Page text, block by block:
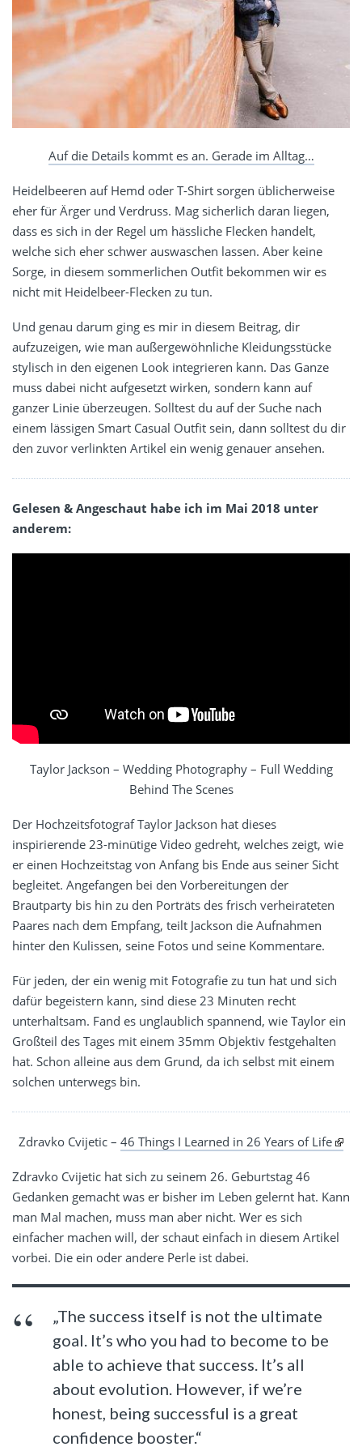
Auf die Details kommt es an. Gerade im Alltag…
Heidelbeeren auf Hemd oder T-Shirt sorgen üblicherweise
eher für Ärger und Verdruss. Mag sicherlich daran liegen,
dass es sich in der Regel um hässliche Flecken handelt,
welche sich eher schwer auswaschen lassen. Aber keine
Sorge, in diesem sommerlichen Outfit bekommen wir es
nicht mit Heidelbeer-Flecken zu tun.
Und genau darum ging es mir in diesem Beitrag, dir
aufzuzeigen, wie man außergewöhnliche Kleidungsstücke
stylisch in den eigenen Look integrieren kann. Das Ganze
muss dabei nicht aufgesetzt wirken, sondern kann auf
ganzer Linie überzeugen. Solltest du auf der Suche nach
einem lässigen Smart Casual Outfit sein, dann solltest du dir
den zuvor verlinkten Artikel ein wenig genauer ansehen.
Gelesen & Angeschaut habe ich im Mai 2018 unter
anderem:
Taylor Jackson – Wedding Photography – Full Wedding
Behind The Scenes
Der Hochzeitsfotograf Taylor Jackson hat dieses
inspirierende 23-minütige Video gedreht, welches zeigt, wie
er einen Hochzeitstag von Anfang bis Ende aus seiner Sicht
begleitet. Angefangen bei den Vorbereitungen der
Brautparty bis hin zu den Porträts des frisch verheirateten
Paares nach dem Empfang, teilt Jackson die Aufnahmen
hinter den Kulissen, seine Fotos und seine Kommentare.
Für jeden, der ein wenig mit Fotografie zu tun hat und sich
dafür begeistern kann, sind diese 23 Minuten recht
unterhaltsam. Fand es unglaublich spannend, wie Taylor ein
Großteil des Tages mit einem 35mm Objektiv festgehalten
hat. Schon alleine aus dem Grund, da ich selbst mit einem
solchen unterwegs bin.
Zdravko Cvijetic – 46 Things I Learned in 26 Years of Life
Zdravko Cvijetic hat sich zu seinem 26. Geburtstag 46
Gedanken gemacht was er bisher im Leben gelernt hat. Kann
man Mal machen, muss man aber nicht. Wer es sich
einfacher machen will, der schaut einfach in diesem Artikel
vorbei. Die ein oder andere Perle ist dabei.
„The success itself is not the ultimate
goal. It’s who you had to become to be
able to achieve that success. It’s all
about evolution. However, if we’re
honest, being successful is a great
confidence booster.“